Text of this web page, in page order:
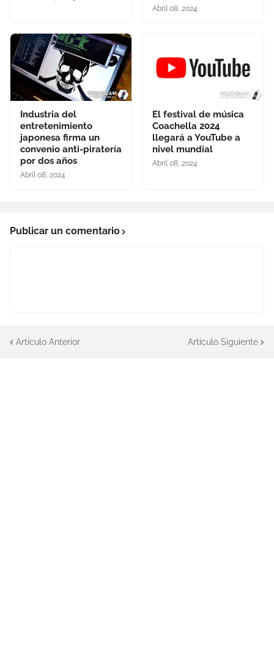
Abril 08, 2024
Industria del
entretenimiento
japonesa firma un
convenio anti-piratería
por dos años
Abril 08, 2024
El festival de música
Coachella 2024
llegará a YouTube a
nivel mundial
Abril 08, 2024
Publicar un comentario
Artículo Anterior Artículo Siguiente